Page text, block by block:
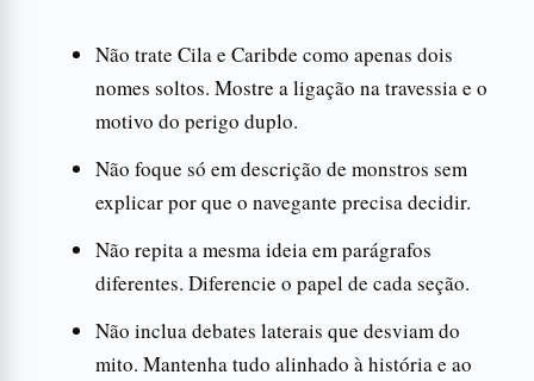
Não trate Cila e Caribde como apenas dois
nomes soltos. Mostre a ligação na travessia e o
motivo do perigo duplo.
Não foque só em descrição de monstros sem
explicar por que o navegante precisa decidir.
Não repita a mesma ideia em parágrafos
diferentes. Diferencie o papel de cada seção.
Não inclua debates laterais que desviam do
mito. Mantenha tudo alinhado à história e ao